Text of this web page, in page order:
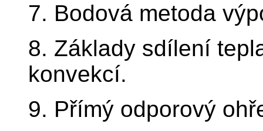
7. Bodová metoda
8. Základy sdílení
konvekcí.
9. Přímý odporový